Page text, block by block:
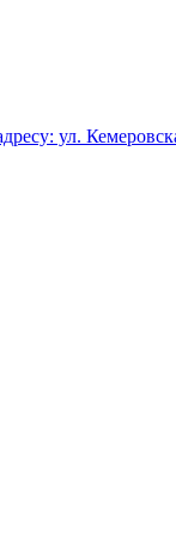
ул.